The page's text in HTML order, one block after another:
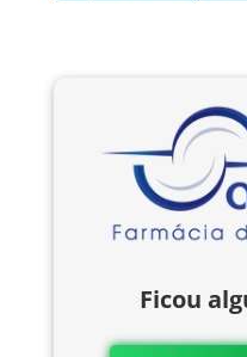
Ficou